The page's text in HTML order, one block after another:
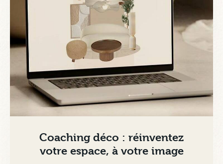
Coaching déco : réinventez
votre espace, à votre image